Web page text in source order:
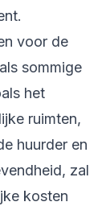
voor de
sommige
het
ruimten,
huurder en
zal
kosten